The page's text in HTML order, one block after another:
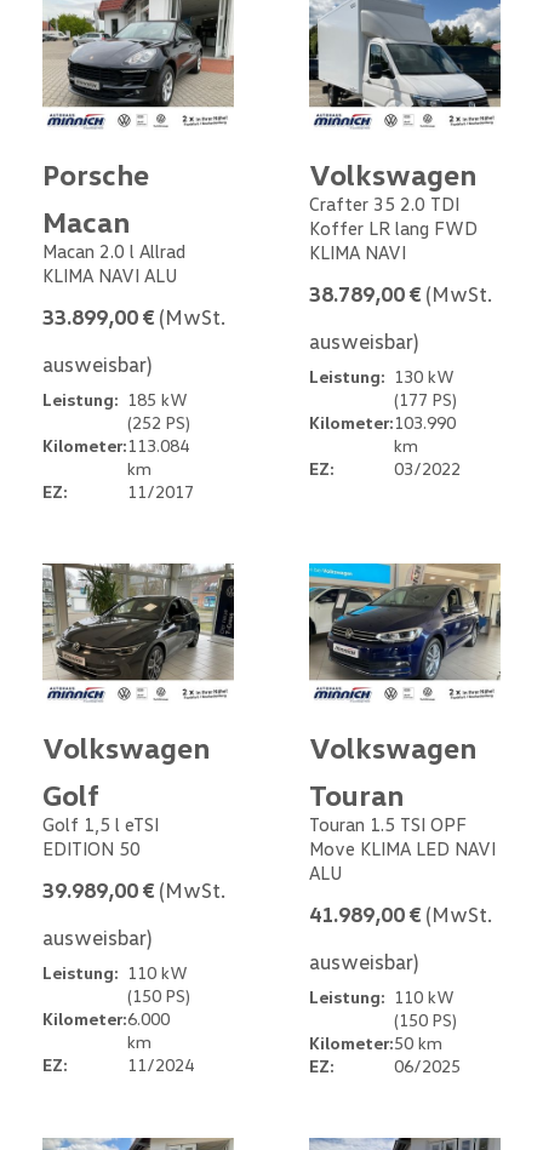
Porsche
Macan
Macan 2.0 l Allrad
KLIMA NAVI ALU
33.899,00 € (MwSt.
ausweisbar)
Leistung: 185 kW
(252 PS)
Kilometer:113.084
km
EZ:
11/2017
Volkswagen
Crafter 35 2.0 TDI
Koffer LR lang FWD
KLIMA NAVI
38.789,00 € (MwSt.
ausweisbar)
Leistung: 130 kW
(177 PS)
Kilometer:103.990
km
EZ:
03/2022
Volkswagen
Golf
Golf 1,5 l eTSI
EDITION 50
39.989,00 € (MwSt.
ausweisbar)
Leistung: 110 kW
(150 PS)
Kilometer:6.000
km
EZ:
11/2024
Volkswagen
Touran
Touran 1.5 TSI OPF
Move KLIMA LED NAVI
ALU
41.989,00 € (MwSt.
ausweisbar)
Leistung: 110 kW
(150 PS)
Kilometer:50 km
EZ:
06/2025